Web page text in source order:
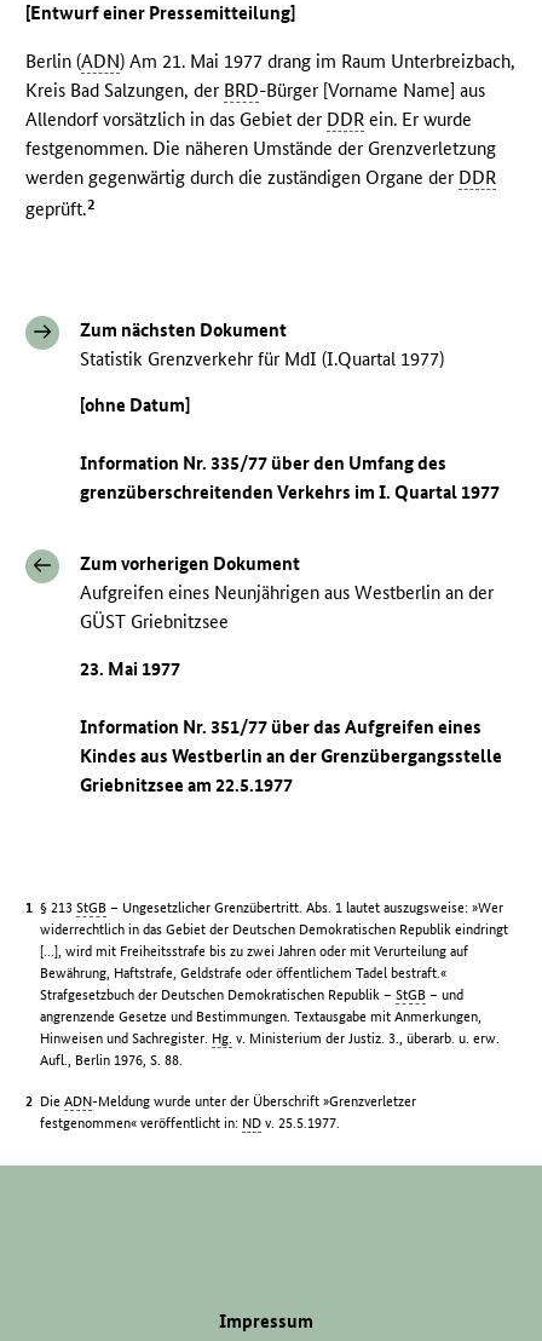
[Entwurf einer Pressemitteilung]
Berlin (ADN) Am 21. Mai 1977 drang im Raum Unterbreizbach,
Kreis Bad Salzungen, der BRD-Bürger [Vorname Name] aus
Allendorf vorsätzlich in das Gebiet der DDR ein. Er wurde
festgenommen. Die näheren Umstände der Grenzverletzung
werden gegenwärtig durch die zuständigen Organe der DDR
geprüft.2
Zum nächsten Dokument
Statistik Grenzverkehr für MdI (I.Quartal 1977)
[ohne Datum]
Information Nr. 335/77 über den Umfang des
grenzüberschreitenden Verkehrs im I. Quartal 1977
Zum vorherigen Dokument
Aufgreifen eines Neunjährigen aus Westberlin an der
GÜST Griebnitzsee
23. Mai 1977
Information Nr. 351/77 über das Aufgreifen eines
Kindes aus Westberlin an der Grenzübergangsstelle
Griebnitzsee am 22.5.1977
§ 213StGB – Ungesetzlicher Grenzübertritt. Abs. 1 lautet auszugsweise: »Wer
widerrechtlich in das Gebiet der Deutschen Demokratischen Republik eindringt
[…], wird mit Freiheitsstrafe bis zu zwei Jahren oder mit Verurteilung auf
Bewährung, Haftstrafe, Geldstrafe oder öffentlichem Tadel bestraft.«
Strafgesetzbuch der Deutschen Demokratischen Republik –StGB – und
angrenzende Gesetze und Bestimmungen. Textausgabe mit Anmerkungen,
Hinweisen und Sachregister. Hg. v. Ministerium der Justiz. 3., überarb. u. erw.
Aufl., Berlin 1976, S. 88.
DieADN-Meldung wurde unter der Überschrift »Grenzverletzer
festgenommen« veröffentlicht in: ND v. 25.5.1977.
Impressum